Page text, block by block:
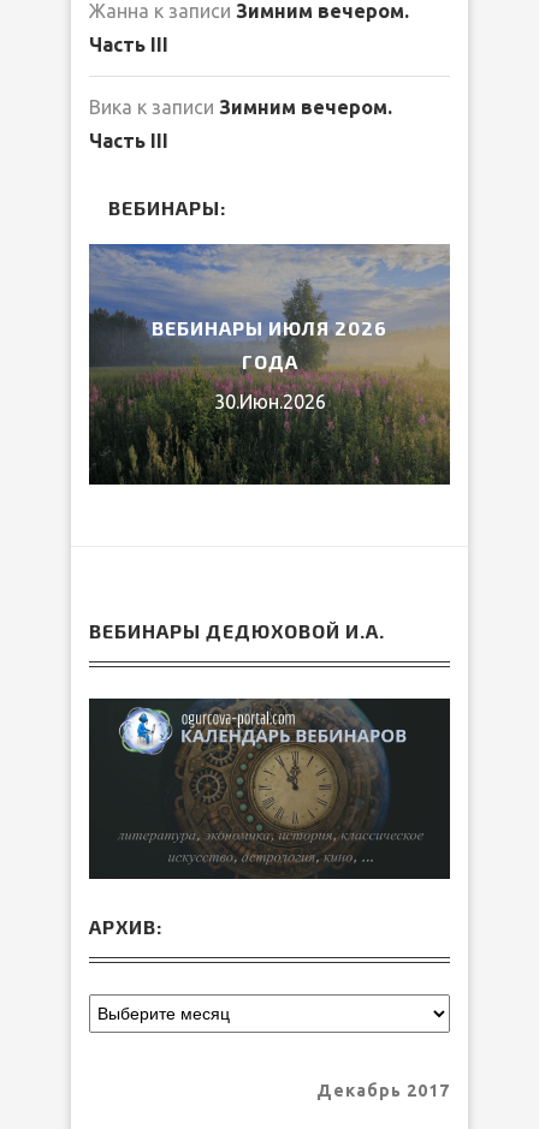
Жанна к записи Зимним вечером.
Часть III
Вика к записи Зимним вечером.
Часть III
ВЕБИНАРЫ:
ВЕБИНАРЫ ИЮЛЯ 2026
ГОДА
30.Июн.2026
ВЕБИНАРЫ ДЕДЮХОВОЙ И.А.
АРХИВ:
Декабрь 2017